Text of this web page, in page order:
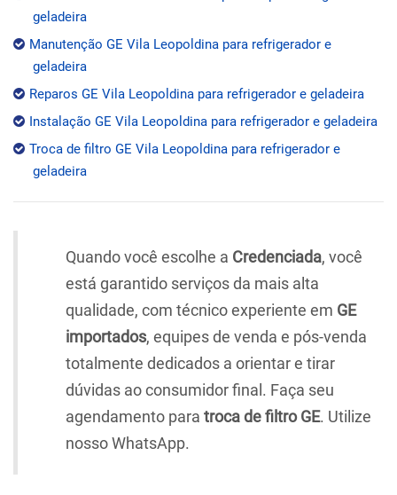
geladeira
Manutenção GE Vila Leopoldina para refrigerador e
geladeira
Reparos GE Vila Leopoldina para refrigerador e geladeira
Instalação GE Vila Leopoldina para refrigerador e geladeira
Troca de filtro GE Vila Leopoldina para refrigerador e
geladeira
Quando você escolhe a Credenciada, você
está garantido serviços da mais alta
qualidade, com técnico experiente em GE
importados, equipes de venda e pós-venda
totalmente dedicados a orientar e tirar
dúvidas ao consumidor final. Faça seu
agendamento para troca de filtro GE. Utilize
nosso WhatsApp.